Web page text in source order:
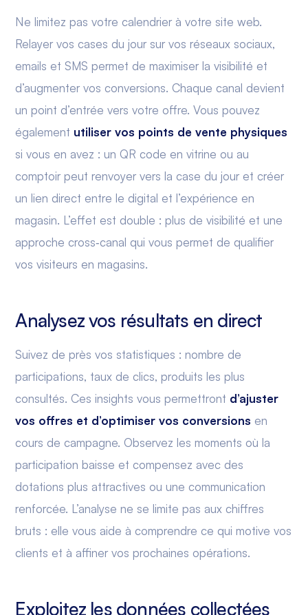
Ne limitez pas votre calendrier à votre site web.
Relayer vos cases du jour sur vos réseaux sociaux,
emails et SMS permet de maximiser la visibilité et
d’augmenter vos conversions. Chaque canal devient
un point d’entrée vers votre offre. Vous pouvez
également utiliser vos points de vente physiques
si vous en avez : un QR code en vitrine ou au
comptoir peut renvoyer vers la case du jour et créer
un lien direct entre le digital et l’expérience en
magasin. L’effet est double : plus de visibilité et une
approche cross‑canal qui vous permet de qualifier
vos visiteurs en magasins.
Analysez vos résultats en direct
Suivez de près vos statistiques : nombre de
participations, taux de clics, produits les plus
consultés. Ces insights vous permettront d’ajuster
vos offres et d’optimiser vos conversions en
cours de campagne. Observez les moments où la
participation baisse et compensez avec des
dotations plus attractives ou une communication
renforcée. L’analyse ne se limite pas aux chiffres
bruts : elle vous aide à comprendre ce qui motive vos
clients et à affiner vos prochaines opérations.
Exploitez les données collectées